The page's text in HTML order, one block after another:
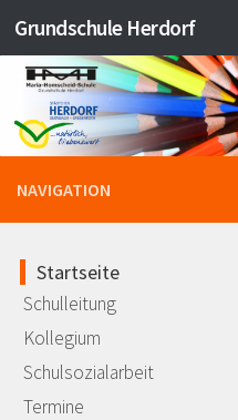
Zum Inhalt springen
Grundschule Herdorf
NAVIGATION
Startseite
Schulleitung
Kollegium
Schulsozialarbeit
Termine